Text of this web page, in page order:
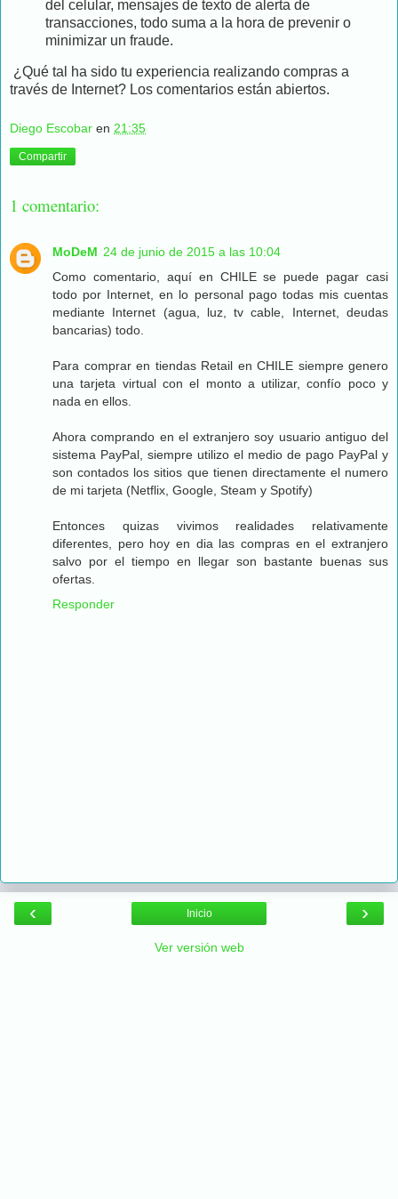
del celular, mensajes de texto de alerta de
transacciones, todo suma a la hora de prevenir o
minimizar un fraude.
¿Qué tal ha sido tu experiencia realizando compras a
través de Internet? Los comentarios están abiertos.
Diego Escobar en 21:35
Compartir
1 comentario:
MoDeM 24 de junio de 2015 a las 10:04
Como comentario, aquí en CHILE se puede pagar casi
todo por Internet, en lo personal pago todas mis cuentas
mediante Internet (agua, luz, tv cable, Internet, deudas
bancarias) todo.
Para comprar en tiendas Retail en CHILE siempre genero
una tarjeta virtual con el monto a utilizar, confío poco y
nada en ellos.
Ahora comprando en el extranjero soy usuario antiguo del
sistema PayPal, siempre utilizo el medio de pago PayPal y
son contados los sitios que tienen directamente el numero
de mi tarjeta (Netflix, Google, Steam y Spotify)
Entonces quizas vivimos realidades relativamente
diferentes, pero hoy en dia las compras en el extranjero
salvo por el tiempo en llegar son bastante buenas sus
ofertas.
Responder
‹ ›
Inicio
Ver versión web